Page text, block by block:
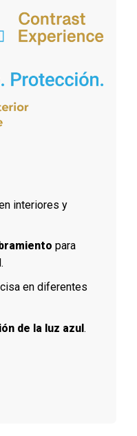
interiores y
para
en diferentes
de la luz azul.